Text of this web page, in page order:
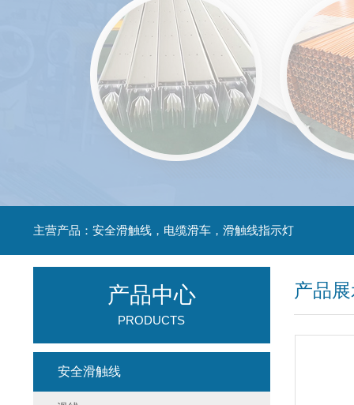
主营产品：安全滑触线，电缆滑车，滑触线指示灯
产品
产品中心
PRODUCTS
安全滑触线